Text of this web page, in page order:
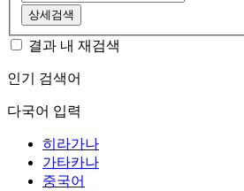
상세검색
결과 내 재검색
인기 검색어
다국어 입력
히라가나
가타카나
중국어